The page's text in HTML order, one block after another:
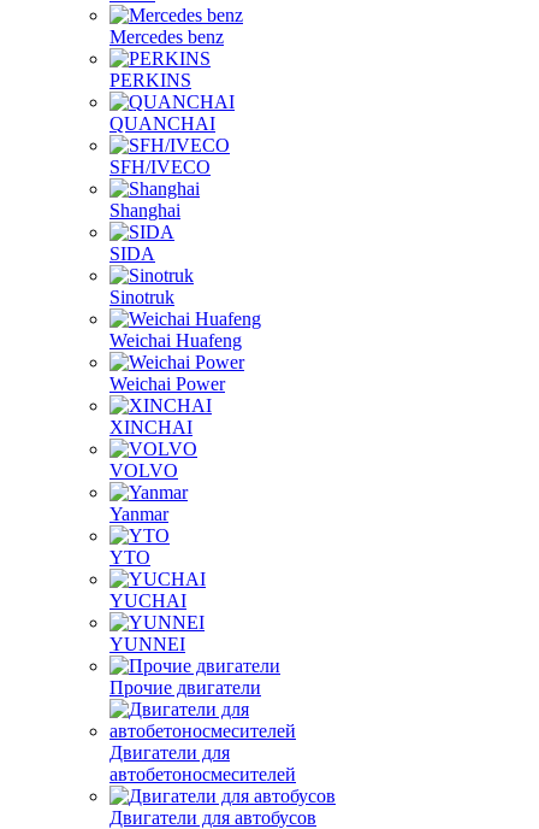
Mercedes benz
PERKINS
QUANCHAI
SFH/IVECO
Shanghai
SIDA
Sinotruk
Weichai Huafeng
Weichai Power
XINCHAI
VOLVO
Yanmar
YTO
YUCHAI
YUNNEI
Прочие двигатели
Двигатели для
автобетоносмесителей
Двигатели для автобусов